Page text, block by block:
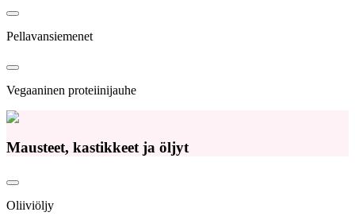
Pellavansiemenet
Vegaaninen proteiinijauhe
Mausteet, kastikkeet ja öljyt
Oliiviöljy